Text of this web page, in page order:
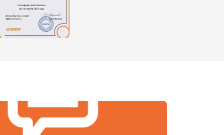
1550 ₽